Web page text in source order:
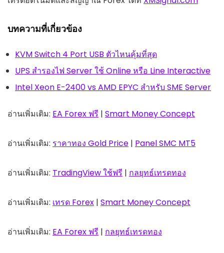
บทความที่เกี่ยวข้อง
KVM Switch 4 Port USB ตัวไหนคุ้มที่สุด
UPS สำรองไฟ Server ใช้ Online หรือ Line Interactive
Intel Xeon E-2400 vs AMD EPYC สำหรับ SME Server
อ่านเพิ่มเติม: EA Forex ฟรี | Smart Money Concept
อ่านเพิ่มเติม: ราคาทอง Gold Price | Panel SMC MT5
อ่านเพิ่มเติม: TradingView ใช้ฟรี | กลยุทธ์เทรดทอง
อ่านเพิ่มเติม: เทรด Forex | Smart Money Concept
อ่านเพิ่มเติม: EA Forex ฟรี | กลยุทธ์เทรดทอง